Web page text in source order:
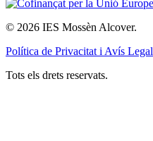
© 2026 IES Mossèn Alcover.
Política de Privacitat i Avís Legal
Tots els drets reservats.